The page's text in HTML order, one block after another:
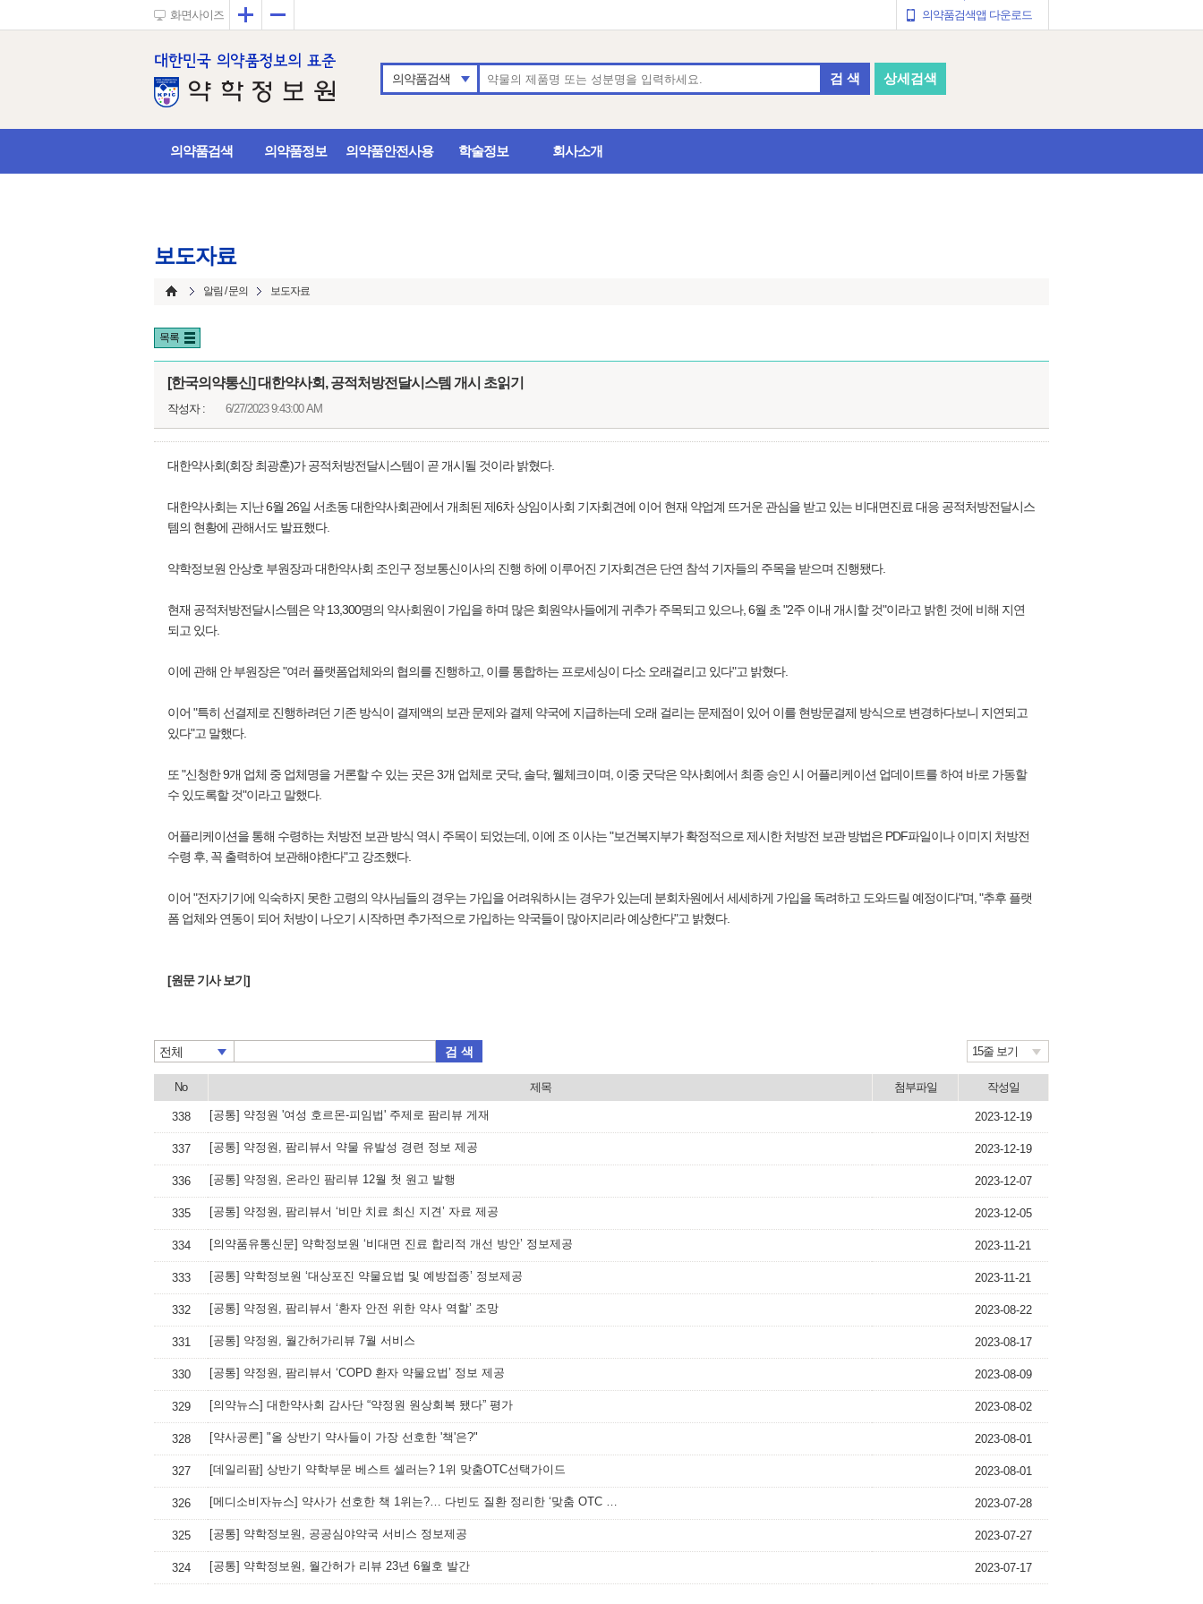
화면사이즈 확대 의약품검색앱 다운로드
의약품검색 검 색 상세검색
의약품검색 의약품정보 의약품안전사용 학술정보 회사소개
보도자료
알림 / 문의 보도자료
목록
[한국의약통신] 대한약사회, 공적처방전달시스템 개시 초읽기
작성자 : 6/27/2023 9:43:00 AM
대한약사회(회장 최광훈)가 공적처방전달시스템이 곧 개시될 것이라 밝혔다.
대한약사회는 지난 6월 26일 서초동 대한약사회관에서 개최된 제6차 상임이사회 기자회견에 이어 현재 약업계 뜨거운 관심을 받고 있는 비대면진료 대응 공적처방전달시스
템의 현황에 관해서도 발표했다.
약학정보원 안상호 부원장과 대한약사회 조인구 정보통신이사의 진행 하에 이루어진 기자회견은 단연 참석 기자들의 주목을 받으며 진행됐다.
현재 공적처방전달시스템은 약 13,300명의 약사회원이 가입을 하며 많은 회원약사들에게 귀추가 주목되고 있으나, 6월 초 "2주 이내 개시할 것"이라고 밝힌 것에 비해 지연
되고 있다.
이에 관해 안 부원장은 "여러 플랫폼업체와의 협의를 진행하고, 이를 통합하는 프로세싱이 다소 오래걸리고 있다"고 밝혔다.
이어 "특히 선결제로 진행하려던 기존 방식이 결제액의 보관 문제와 결제 약국에 지급하는데 오래 걸리는 문제점이 있어 이를 현방문결제 방식으로 변경하다보니 지연되고
있다"고 말했다.
또 "신청한 9개 업체 중 업체명을 거론할 수 있는 곳은 3개 업체로 굿닥, 솔닥, 웰체크이며, 이중 굿닥은 약사회에서 최종 승인 시 어플리케이션 업데이트를 하여 바로 가동할
수 있도록할 것"이라고 말했다.
어플리케이션을 통해 수령하는 처방전 보관 방식 역시 주목이 되었는데, 이에 조 이사는 "보건복지부가 확정적으로 제시한 처방전 보관 방법은 PDF파일이나 이미지 처방전
수령 후, 꼭 출력하여 보관해야한다"고 강조했다.
이어 "전자기기에 익숙하지 못한 고령의 약사님들의 경우는 가입을 어려워하시는 경우가 있는데 분회차원에서 세세하게 가입을 독려하고 도와드릴 예정이다"며, "추후 플랫
폼 업체와 연동이 되어 처방이 나오기 시작하면 추가적으로 가입하는 약국들이 많아지리라 예상한다"고 밝혔다.
[원문 기사 보기]
전체 검 색 15줄 보기
No 제목 첨부파일 작성일
338 [공통] 약정원 '여성 호르몬-피임법' 주제로 팜리뷰 게재 2023-12-19
337 [공통] 약정원, 팜리뷰서 약물 유발성 경련 정보 제공 2023-12-19
336 [공통] 약정원, 온라인 팜리뷰 12월 첫 원고 발행 2023-12-07
335 [공통] 약정원, 팜리뷰서 ‘비만 치료 최신 지견’ 자료 제공 2023-12-05
334 [의약품유통신문] 약학정보원 ‘비대면 진료 합리적 개선 방안’ 정보제공 2023-11-21
333 [공통] 약학정보원 ‘대상포진 약물요법 및 예방접종’ 정보제공 2023-11-21
332 [공통] 약정원, 팜리뷰서 ‘환자 안전 위한 약사 역할’ 조망 2023-08-22
331 [공통] 약정원, 월간허가리뷰 7월 서비스 2023-08-17
330 [공통] 약정원, 팜리뷰서 ‘COPD 환자 약물요법’ 정보 제공 2023-08-09
329 [의약뉴스] 대한약사회 감사단 “약정원 원상회복 됐다” 평가 2023-08-02
328 [약사공론] "올 상반기 약사들이 가장 선호한 '책'은?" 2023-08-01
327 [데일리팜] 상반기 약학부문 베스트 셀러는? 1위 맞춤OTC선택가이드 2023-08-01
326 [메디소비자뉴스] 약사가 선호한 책 1위는?… 다빈도 질환 정리한 ‘맞춤 OTC 선택 가이’ 2023-07-28
325 [공통] 약학정보원, 공공심야약국 서비스 정보제공 2023-07-27
324 [공통] 약학정보원, 월간허가 리뷰 23년 6월호 발간 2023-07-17